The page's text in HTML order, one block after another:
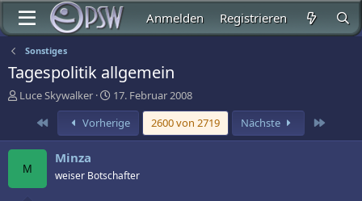
Anmelden Registrieren
Sonstiges
Tagespolitik allgemein
E
t
e
Luce Skywalker
E
r
s
t
l
17. Februar 2008
Erste
Vorherige 2600 von 2719 Nächste
M
Minza
weiser Botschafter